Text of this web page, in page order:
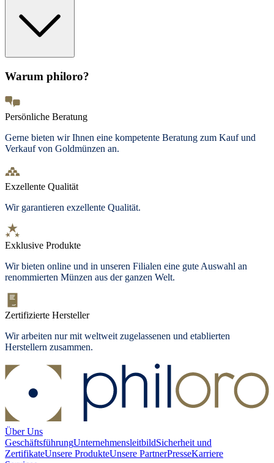
Warum philoro?
Persönliche Beratung
Gerne bieten wir Ihnen eine kompetente Beratung zum Kauf und
Verkauf von Goldmünzen an.
Exzellente Qualität
Wir garantieren exzellente Qualität.
Exklusive Produkte
Wir bieten online und in unseren Filialen eine gute Auswahl an
renommierten Münzen aus der ganzen Welt.
Zertifizierte Hersteller
Wir arbeiten nur mit weltweit zugelassenen und etablierten
Herstellern zusammen.
Über Uns
GeschäftsführungUnternehmensleitbildSicherheit und
ZertifikateUnsere ProdukteUnsere PartnerPresseKarriere